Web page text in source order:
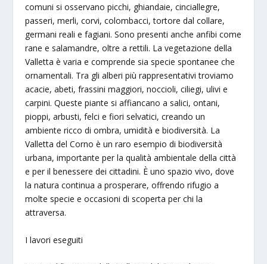
comuni si osservano picchi, ghiandaie, cinciallegre,
passeri, merli, corvi, colombacci, tortore dal collare,
germani reali e fagiani. Sono presenti anche anfibi come
rane e salamandre, oltre a rettili. La vegetazione della
Valletta è varia e comprende sia specie spontanee che
ornamentali. Tra gli alberi più rappresentativi troviamo
acacie, abeti, frassini maggiori, noccioli, ciliegi, ulivi e
carpini. Queste piante si affiancano a salici, ontani,
pioppi, arbusti, felci e fiori selvatici, creando un
ambiente ricco di ombra, umidità e biodiversità. La
Valletta del Corno è un raro esempio di biodiversità
urbana, importante per la qualità ambientale della città
e per il benessere dei cittadini. È uno spazio vivo, dove
la natura continua a prosperare, offrendo rifugio a
molte specie e occasioni di scoperta per chi la
attraversa.
I lavori eseguiti